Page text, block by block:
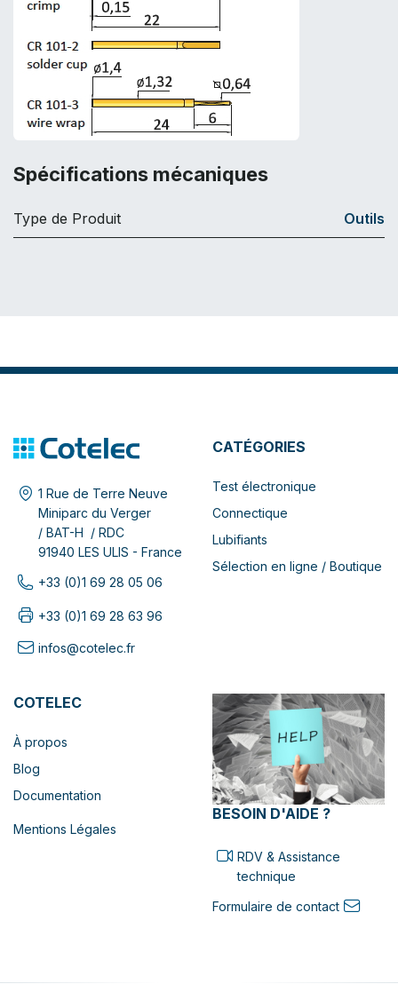
Spécifications mécaniques
Type de Produit Outils
1 Rue de Terre Neuve
Miniparc du Verger
/ BAT-H / RDC
91940 LES ULIS - France
+33 (0)1 69 28 05 06
+33 (0)1 69 28 63 96
infos@cotelec.fr
CATÉGORIES
Test électronique
Connectique
Lubifiants
Sélection en ligne / Boutique
COTELEC
À propos
Blog
Documentation
Mentions Légales
BESOIN D'AIDE ?
RDV & Assistance
technique
Formulaire de contact